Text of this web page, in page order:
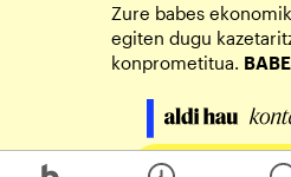
Zure babes
egiten dugu
konprometitua.
Egin zure